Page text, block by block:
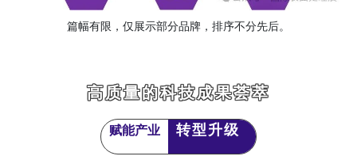
篇幅有限，仅展示部分品牌，排序不分先后。
高质量的科技成果荟萃
赋能产业 转型升级